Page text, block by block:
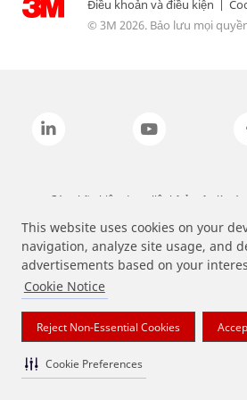
This website uses cookies on your
navigation, analyze site usage, and
advertisements based on your
Cookie Notice
Reject Non-Essential Cookies
Cookie Preferences
Điều khoản và điều kiện
© 3M 2026. Bảo lưu mọi
Các nhãn hiệu được liệt kê ở trên là